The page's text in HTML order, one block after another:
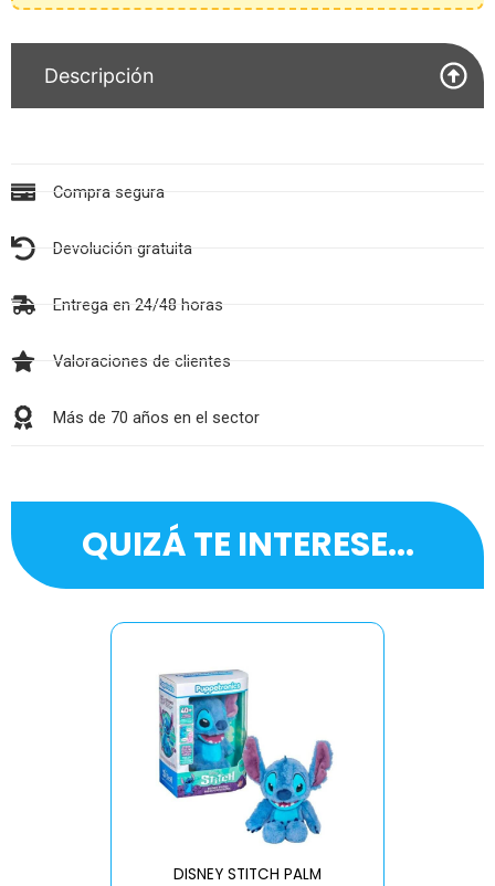
Descripción
Compra segura
Devolución gratuita
Entrega en 24/48 horas
Valoraciones de clientes
Más de 70 años en el sector
QUIZÁ TE INTERESE...
DISNEY STITCH PALM